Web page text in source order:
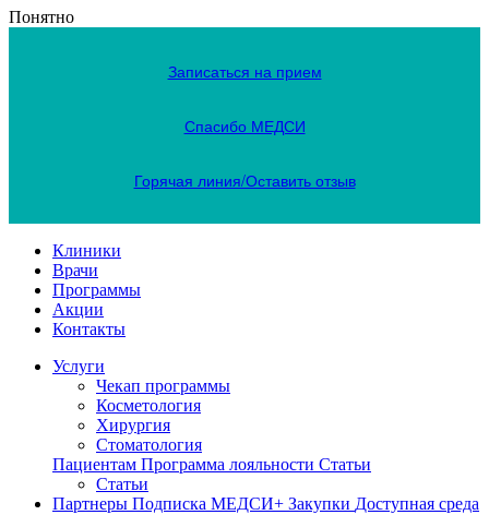
Понятно
Записаться на прием
Спасибо МЕДСИ
Горячая линия/Оставить отзыв
Клиники
Врачи
Программы
Акции
Контакты
Услуги
Чекап программы
Косметология
Хирургия
Стоматология
Пациентам Программа лояльности Статьи
Статьи
Партнеры Подписка МЕДСИ+ Закупки Доступная среда